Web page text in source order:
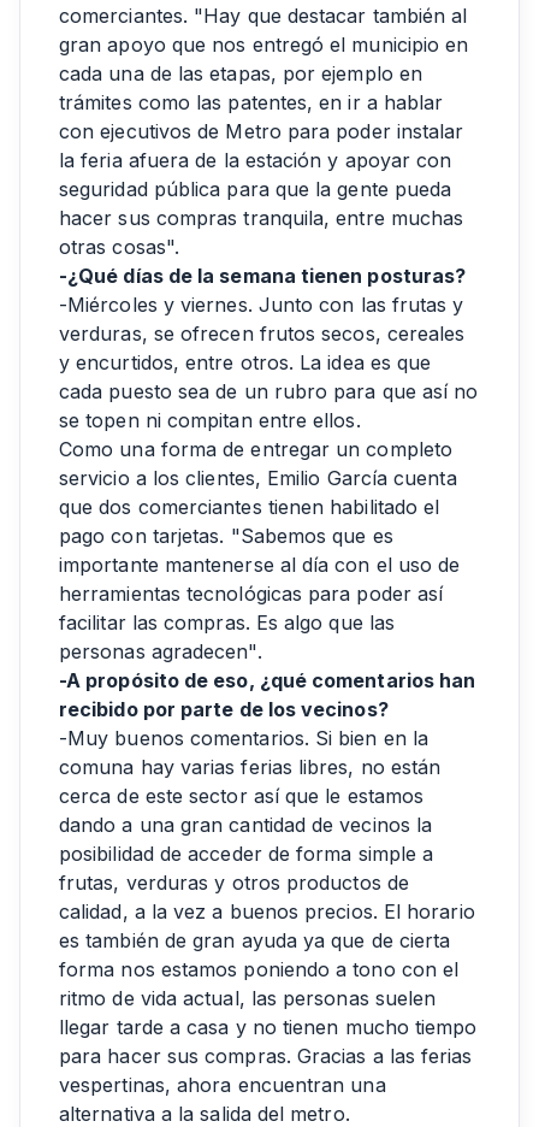
comerciantes. "Hay que destacar también al
gran apoyo que nos entregó el municipio en
cada una de las etapas, por ejemplo en
trámites como las patentes, en ir a hablar
con ejecutivos de Metro para poder instalar
la feria afuera de la estación y apoyar con
seguridad pública para que la gente pueda
hacer sus compras tranquila, entre muchas
otras cosas".
-¿Qué días de la semana tienen posturas?
-Miércoles y viernes. Junto con las frutas y
verduras, se ofrecen frutos secos, cereales
y encurtidos, entre otros. La idea es que
cada puesto sea de un rubro para que así no
se topen ni compitan entre ellos.
Como una forma de entregar un completo
servicio a los clientes, Emilio García cuenta
que dos comerciantes tienen habilitado el
pago con tarjetas. "Sabemos que es
importante mantenerse al día con el uso de
herramientas tecnológicas para poder así
facilitar las compras. Es algo que las
personas agradecen".
-A propósito de eso, ¿qué comentarios han
recibido por parte de los vecinos?
-Muy buenos comentarios. Si bien en la
comuna hay varias ferias libres, no están
cerca de este sector así que le estamos
dando a una gran cantidad de vecinos la
posibilidad de acceder de forma simple a
frutas, verduras y otros productos de
calidad, a la vez a buenos precios. El horario
es también de gran ayuda ya que de cierta
forma nos estamos poniendo a tono con el
ritmo de vida actual, las personas suelen
llegar tarde a casa y no tienen mucho tiempo
para hacer sus compras. Gracias a las ferias
vespertinas, ahora encuentran una
alternativa a la salida del metro.